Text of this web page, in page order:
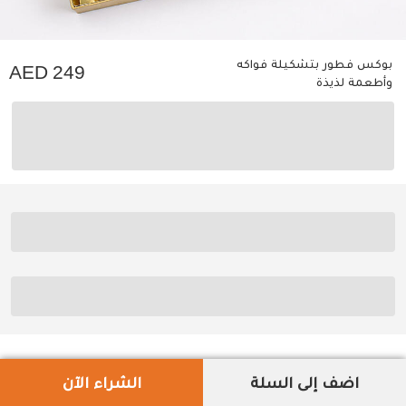
بوكس فطور بتشكيلة فواكه
وأطعمة لذيذة
249
اضف إلى السلة الشراء الآن